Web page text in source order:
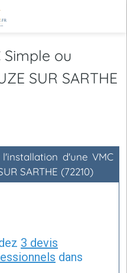
ou
SUR SARTHE
d'une VMC
SARTHE (72210)
3 devis
dans